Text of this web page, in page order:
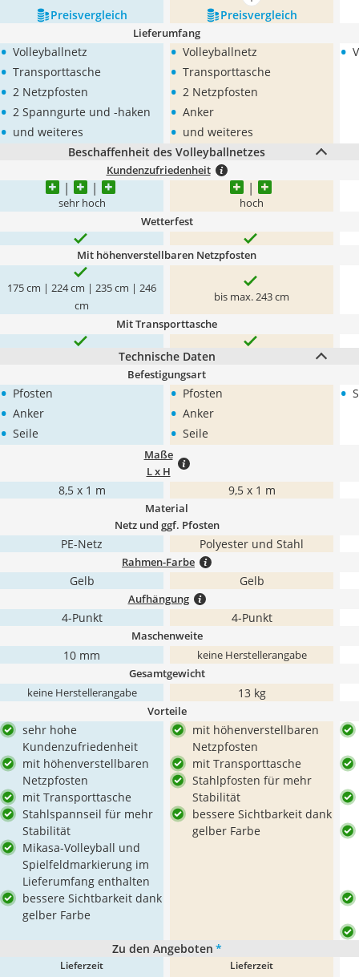
Preis­vergleich
Preis­vergleich
Lieferumfang
• Volleyballnetz
• Transporttasche
• 2 Netzpfosten
• 2 Spanngurte und -haken
• und weiteres
• Volleyballnetz
• Transporttasche
• 2 Netzpfosten
• Anker
• und weiteres
•
Beschaffenheit des Volleyballnetzes
Kundenzufriedenheit
sehr hoch hoch
Wetterfest
Mit höhenverstellbaren Netzpfosten
175 cm | 224 cm | 235 cm | 246
cm
bis max. 243 cm
Mit Transporttasche
Technische Daten
Befestigungsart
• Pfosten
• Anker
• Seile
• Pfosten
• Anker
• Seile
•
Maße
L x H
8,5 x 1 m 9,5 x 1 m
Material
Netz und ggf. Pfosten
PE-Netz Polyester und Stahl
Rahmen-Farbe
Gelb Gelb
Aufhängung
4-Punkt 4-Punkt
Maschenweite
10 mm keine Herstellerangabe
Gesamtgewicht
keine Herstellerangabe 13 kg
Vorteile
sehr hohe
Kundenzufriedenheit
mit höhenverstellbaren
Netzpfosten
mit Transporttasche
Stahlspannseil für mehr
Stabilität
Mikasa-Volleyball und
Spielfeldmarkierung im
Lieferumfang enthalten
bessere Sichtbarkeit dank
gelber Farbe
mit höhenverstellbaren
Netzpfosten
mit Transporttasche
Stahlpfosten für mehr
Stabilität
bessere Sichtbarkeit dank
gelber Farbe
Zu den Angeboten *
Lieferzeit Lieferzeit